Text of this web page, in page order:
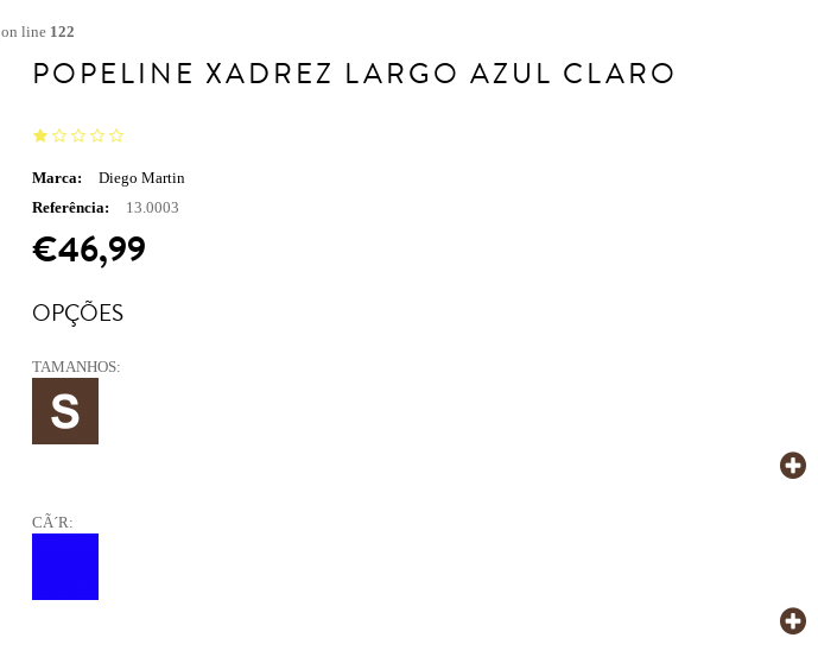
on line 122
POPELINE XADREZ LARGO AZUL CLARO
Marca:
Diego Martin
Referência:
13.0003
€46,99
OPÇÕES
TAMANHOS:
CÃ´R: